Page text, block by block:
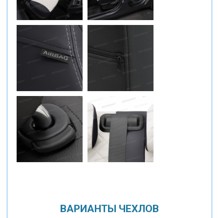
ВАРИАНТЫ ЧЕХЛОВ